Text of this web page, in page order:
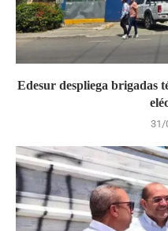
Edesur despliega brigadas
31/